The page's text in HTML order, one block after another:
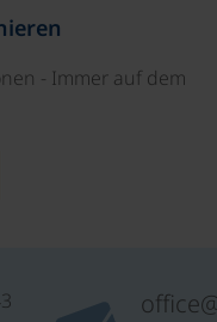
- Immer auf dem